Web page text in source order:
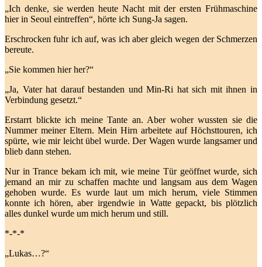
„Ich denke, sie werden heute Nacht mit der ersten Frühmaschine
hier in Seoul eintreffen“, hörte ich Sung-Ja sagen.
Erschrocken fuhr ich auf, was ich aber gleich wegen der Schmerzen
bereute.
„Sie kommen hier her?“
„Ja, Vater hat darauf bestanden und Min-Ri hat sich mit ihnen in
Verbindung gesetzt.“
Erstarrt blickte ich meine Tante an. Aber woher wussten sie die
Nummer meiner Eltern. Mein Hirn arbeitete auf Höchsttouren, ich
spürte, wie mir leicht übel wurde. Der Wagen wurde langsamer und
blieb dann stehen.
Nur in Trance bekam ich mit, wie meine Tür geöffnet wurde, sich
jemand an mir zu schaffen machte und langsam aus dem Wagen
gehoben wurde. Es wurde laut um mich herum, viele Stimmen
konnte ich hören, aber irgendwie in Watte gepackt, bis plötzlich
alles dunkel wurde um mich herum und still.
*-*-*
„Lukas…?“